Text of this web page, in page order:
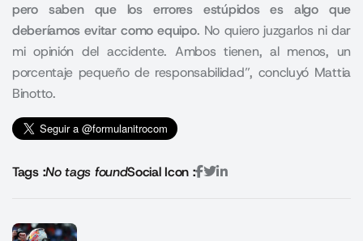
pero saben que los errores estúpidos es algo que
deberíamos evitar como equipo. No quiero juzgarlos ni dar
mi opinión del accidente. Ambos tienen, al menos, un
porcentaje pequeño de responsabilidad”, concluyó Mattia
Binotto.
Tags :No tags foundSocial Icon :